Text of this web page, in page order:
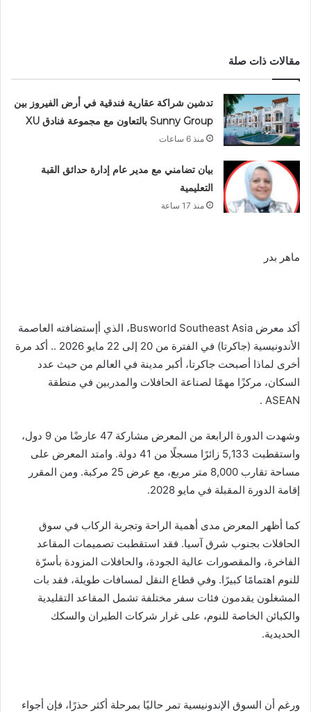
مقالات ذات صلة
تدشين شراكة عقارية فندقية في أرض الفيروز بين
Sunny Group بالتعاون مع مجموعة فنادق XU
منذ 6 ساعات
بيان تضامني مع مدير عام إدارة حدائق القبة
التعليمية
منذ 17 ساعة
ماهر بدر
أكد معرض Busworld Southeast Asia، الذي أإستضافته العاصمة
الأندونيسية (جاكرتا) في الفترة من 20 إلى 22 مايو 2026 .. أكد مرة
أخرى لماذا أصبحت جاكرتا، أكبر مدينة في العالم من حيث عدد
السكان، مركزًا مهمًا لصناعة الحافلات والمدربين في منطقة
ASEAN .
وشهدت الدورة الرابعة من المعرض مشاركة 47 عارضًا من 9 دول،
واستقطبت 5,133 زائرًا مسجلًا من 41 دولة. وامتد المعرض على
مساحة تقارب 8,000 متر مربع، مع عرض 25 مركبة. ومن المقرر
إقامة الدورة المقبلة في مايو 2028.
كما أظهر المعرض مدى أهمية الراحة وتجربة الركاب في سوق
الحافلات بجنوب شرق آسيا. فقد استقطبت تصميمات المقاعد
الفاخرة، والمقصورات عالية الجودة، والحافلات المزودة بأسرّة
للنوم اهتمامًا كبيرًا. وفي قطاع النقل لمسافات طويلة، فقد بات
المشغلون يقدمون فئات سفر مختلفة تشمل المقاعد التقليدية
والكبائن الخاصة للنوم، على غرار شركات الطيران والسكك
الحديدية.
ورغم أن السوق الإندونيسية تمر حاليًا بمرحلة أكثر حذرًا، فإن أجواء